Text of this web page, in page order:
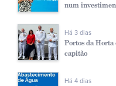
num
Há 3 dias
Portos da Horta
capitão
Há 4 dias